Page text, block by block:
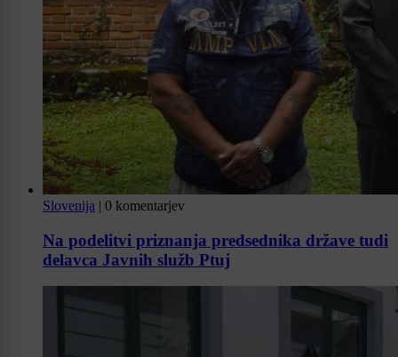
Slovenija | 0 komentarjev
Na podelitvi priznanja predsednika države tudi
delavca Javnih služb Ptuj